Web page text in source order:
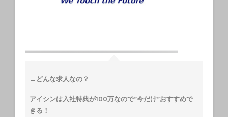
→どんな求人なの？
アイシンは入社特典が100万なので”今だけ”おすすめで
きる！